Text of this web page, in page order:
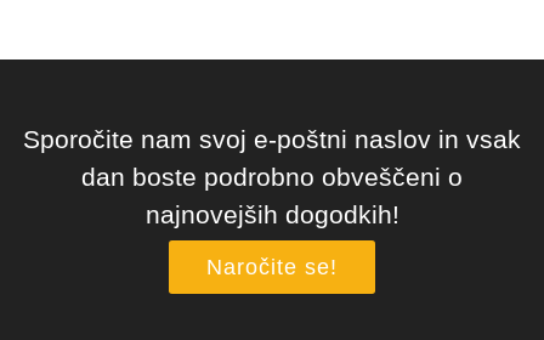
Sporočite nam svoj e-poštni naslov in vsak
dan boste podrobno obveščeni o
najnovejših dogodkih!
Naročite se!